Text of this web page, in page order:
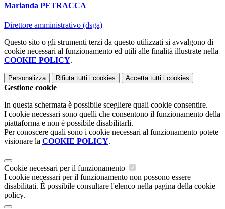
Marianda PETRACCA
Direttore amministrativo (dsga)
Questo sito o gli strumenti terzi da questo utilizzati si avvalgono di
cookie necessari al funzionamento ed utili alle finalità illustrate nella
COOKIE POLICY.
Personalizza Rifiuta tutti i cookies Accetta tutti i cookies
Gestione cookie
In questa schermata è possibile scegliere quali cookie consentire.
I cookie necessari sono quelli che consentono il funzionamento della
piattaforma e non è possibile disabilitarli.
Per conoscere quali sono i cookie necessari al funzionamento potete
visionare la COOKIE POLICY.
Cookie necessari per il funzionamento
I cookie necessari per il funzionamento non possono essere
disabilitati. È possibile consultare l'elenco nella pagina della cookie
policy.